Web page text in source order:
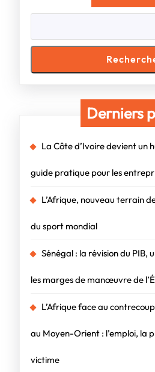
leur
plus
Derniers
La Côte d’Ivoire devient un
guide pratique pour les
L’Afrique, nouveau terrain
du sport mondial
Sénégal : la révision du PIB,
les marges de manœuvre de
L’Afrique face au
au Moyen-Orient : l’emploi, la
victime